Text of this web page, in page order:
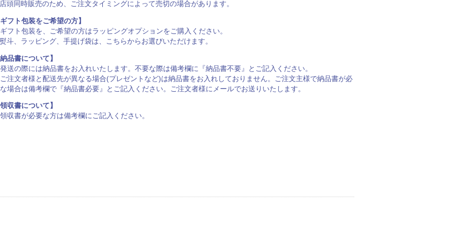
頭同時販売のため、ご注文タイミングによって売切の場合があります。
ギフト包装をご希望の方】
フト包装を、ご希望の方はラッピングオプションをご購入ください。
斗、ラッピング、手提げ袋は、
こちらからお選びいただけます 。
納品書について】
送の際には納品書をお入れいたします。不要な際は備考欄に『納品書不要』とご記入ください。
注文者様と配送先が異なる場合(プレゼントなど)は納品書をお入れしておりません。ご注文主様で納品書が必
場合は備考欄で『納品書必要』とご記入ください。ご注文者様にメールでお送りいたします。
領収書について】
収書が必要な方は備考欄にご記入ください。